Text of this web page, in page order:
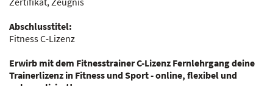
Abschlusstitel:
Fitness C-Lizenz
Erwirb mit dem Fitnesstrainer C-Lizenz Fernlehrgang deine
Trainerlizenz in Fitness und Sport - online, flexibel und